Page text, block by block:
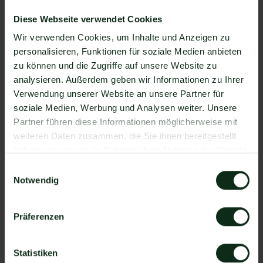
Diese Webseite verwendet Cookies
Wir verwenden Cookies, um Inhalte und Anzeigen zu
personalisieren, Funktionen für soziale Medien anbieten
zu können und die Zugriffe auf unsere Website zu
analysieren. Außerdem geben wir Informationen zu Ihrer
Verwendung unserer Website an unsere Partner für
soziale Medien, Werbung und Analysen weiter. Unsere
Partner führen diese Informationen möglicherweise mit
weiteren Daten zusammen, die Sie ihnen bereitgestellt
Notwendig
Präferenzen
Statistiken
Zapier Integration über 6.000 Apps zur
Verfügung, die Sie mit WhatsApp verbinden
können. Darunter ist natürlich auch FireDrum Email
Marketing !
Da der Einrichtungsprozess der Integration je nach
dem Anbieter der WhatsApp API Schnittstelle
differenziert, gibt es keine allgemein gültige
Anleitung. Wir zeigen Ihnen im Folgenden, wie die
Einrichtung der Integration von FireDrum Email
Marketing und WhatsApp mit Mateo funktioniert.
FireDrum Email Marketing und
Schritt 1: Zapier Konto erstellen, FireDrum Email
Schritt 2: Eine der Apps (FireDrum Email Marketing